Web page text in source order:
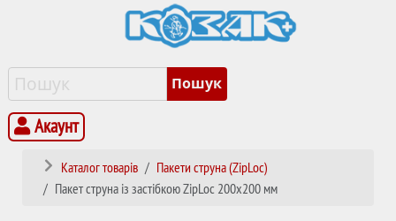
Акаунт
Каталог товарів
Пакети струна (ZipLoc)
Пакет струна із застібкою ZipLoc 200х200 мм